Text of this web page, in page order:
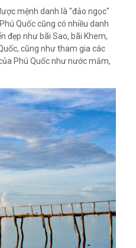
mệnh danh là "đảo ngọc"
Quốc cũng có nhiều danh
đẹp như bãi Sao, bãi Khem,
cũng như tham gia các
Phú Quốc như nước mắm,